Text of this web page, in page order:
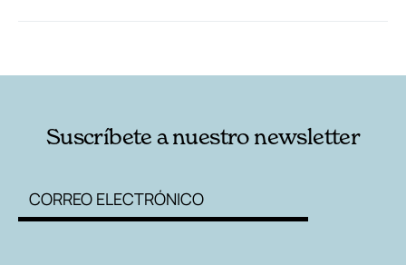
Suscríbete a nuestro newsletter